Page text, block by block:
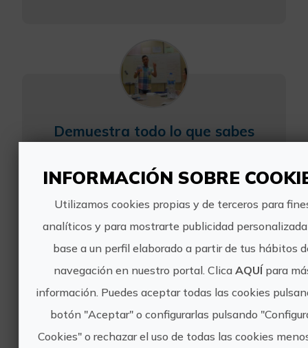
Demuestra todo lo que sabes
crecer y alcanzar mejores metas. En
Valencia aprendes el idioma que
hablan más de 350 millones de
hispanohablantes de todo el mundo.
INFORMACIÓN SOBRE
Utilizamos cookies propias y de terceros para
analíticos y para mostrarte publicidad
base a un perfil elaborado a partir de tus hábitos
navegación en nuestro portal. ClicaAQUÍpara
información. Puedes aceptar todas las cookies
botón "Aceptar" o configurarlas pulsando
Cookies" o rechazar el uso de todas las cookies